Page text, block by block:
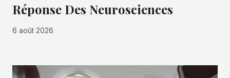
Réponse Des Neurosciences
6 août 2026